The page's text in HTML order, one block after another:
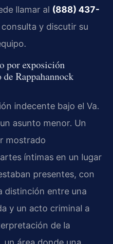
llamar al (888) 437-
y discutir su
por exposición
Rappahannock
indecente bajo el Va.
asunto menor. Un
mostrado
íntimas en un lugar
presentes, con
distinción entre una
y un acto criminal a
de la